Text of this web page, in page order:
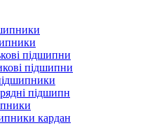
підшипни
підшипни
підшипн
кардан